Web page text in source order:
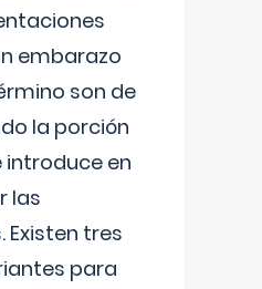
embarazo
son de
la porción
introduce en
las
Existen tres
para